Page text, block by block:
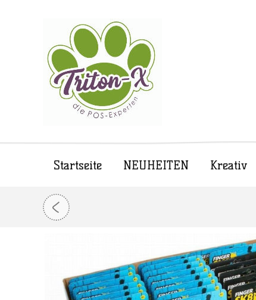
Startseite NEUHEITEN Kreativ